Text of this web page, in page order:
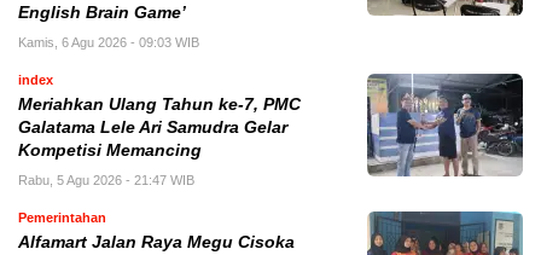
English Brain Game’
Kamis, 6 Agu 2026 - 09:03 WIB
index
Meriahkan Ulang Tahun ke-7, PMC
Galatama Lele Ari Samudra Gelar
Kompetisi Memancing
Rabu, 5 Agu 2026 - 21:47 WIB
Pemerintahan
Alfamart Jalan Raya Megu Cisoka